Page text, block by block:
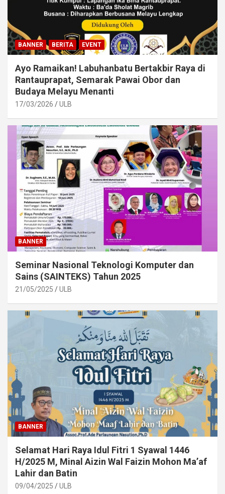
BANNER BERITA EVENT
Ayo Ramaikan! Labuhanbatu Bertakbir Raya di
Rantauprapat, Semarak Pawai Obor dan
Budaya Melayu Menanti
17/03/2026 ULB
BANNER
Seminar Nasional Teknologi Komputer dan
Sains (SAINTEKS) Tahun 2025
21/05/2025 ULB
BANNER
Selamat Hari Raya Idul Fitri 1 Syawal 1446
H/2025 M, Minal Aizin Wal Faizin Mohon Ma’af
Lahir dan Batin
09/04/2025 ULB